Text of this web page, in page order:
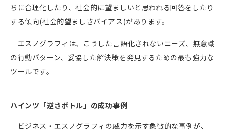
ちに合理化したり、社会的に望ましいと思われる回答をしたり
する傾向(社会的望ましさバイアス)があります。
エスノグラフィは、こうした言語化されないニーズ、無意識
の行動パターン、妥協した解決策を発見するための最も強力な
ツールです。
ハインツ「逆さボトル」の成功事例
ビジネス・エスノグラフィの威力を示す象徴的な事例が、